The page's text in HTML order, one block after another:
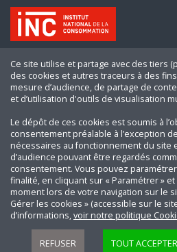
Ce site utilise et partage avec des tiers
des cookies et autres traceurs à des
mesure d’audience, de partage de
et d’utilisation d'outils de visualisation
Le dépôt de ces cookies est soumis à
consentement préalable à l’exception
nécessaires au fonctionnement du site
d’audience pouvant être regardés
consentement. Vous pouvez
finalité, en cliquant sur « Paramétrer »
moment lors de votre navigation sur le
Gérer les cookies » (accessible sur le
d’informations,voir notre politique
REFUSER TOUT ACCEPTER